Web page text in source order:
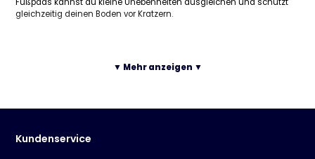
gleichzeitig deinen Boden vor Kratzern.
Verstellbare Fußpads, zum Ausgleich von kleinen Unebenheiten
Metall
Lieferumpfang:
▼ Mehr anzeigen ▼
Kundenservice